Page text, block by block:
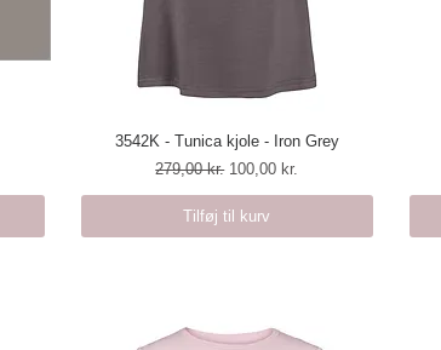
Hurtigvisning
3542K - Tunica kjole - Iron Grey
Regulær pris
279,00 kr. Salgspris
100,00 kr.
Tilføj til kurv